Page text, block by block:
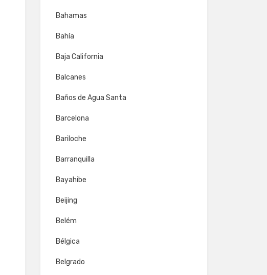
Bahamas
Bahía
Baja California
Balcanes
Baños de Agua Santa
Barcelona
Bariloche
Barranquilla
Bayahibe
Beijing
Belém
Bélgica
Belgrado